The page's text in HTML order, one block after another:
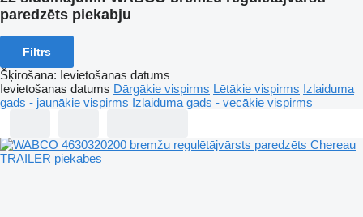
paredzēts piekabju
Filtrs
Šķirošana: Ievietošanas datums
Ievietošanas datums Dārgākie vispirms Lētākie vispirms Izlaiduma
gads - jaunākie vispirms Izlaiduma gads - vecākie vispirms